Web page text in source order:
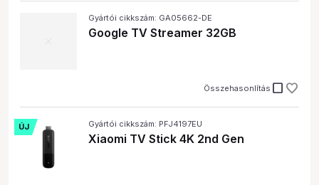
Gyártói cikkszám: GA05662-DE
Google TV Streamer 32GB
Összehasonlítás check_box_outline_blank
ÚJ Gyártói cikkszám: PFJ4197EU
Xiaomi TV Stick 4K 2nd Gen